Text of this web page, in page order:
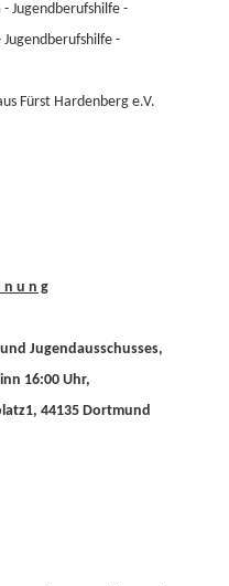
- Jugendberufshilfe -
Jugendberufshilfe -
Fürst Hardenberg e.V.
n u n g
Jugendausschusses,
16:00 Uhr,
44135 Dortmund